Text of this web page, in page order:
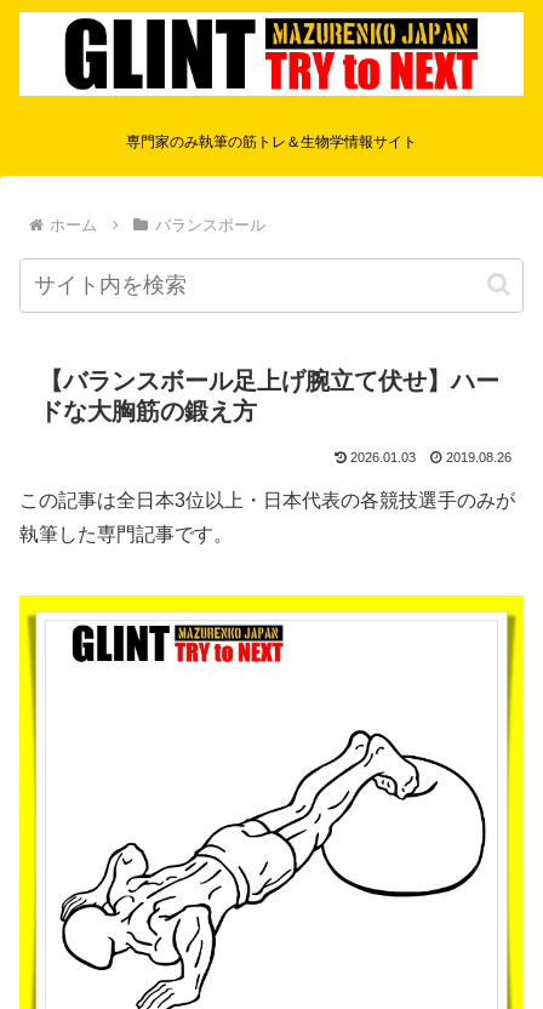
専門家のみ執筆の筋トレ＆生物学情報サイト
ホーム バランスボール
【バランスボール足上げ腕立て伏せ】ハー
ドな大胸筋の鍛え方
2026.01.03 2019.08.26
この記事は全日本3位以上・日本代表の各競技選手のみが
執筆した専門記事です。